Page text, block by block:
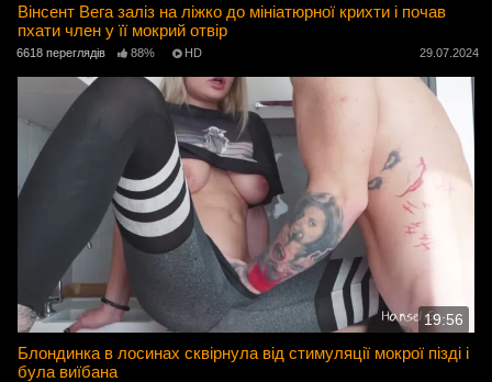
Вінсент Вега заліз на ліжко до мініатюрної крихти і почав
пхати член у її мокрий отвір
6618 переглядів 88% HD 29.07.2024
19:56
Блондинка в лосинах сквірнула від стимуляції мокрої пізді і
була виїбана